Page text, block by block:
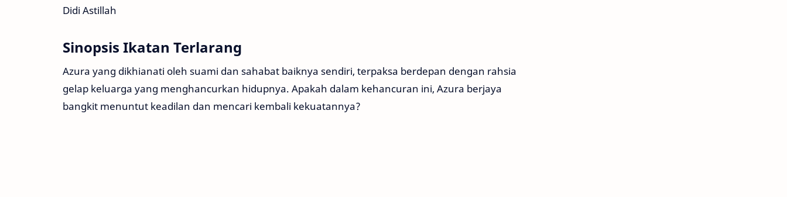
Didi Astillah
Sinopsis Ikatan Terlarang
Azura yang dikhianati oleh suami dan sahabat baiknya sendiri, terpaksa berdepan dengan rahsia
gelap keluarga yang menghancurkan hidupnya. Apakah dalam kehancuran ini, Azura berjaya
bangkit menuntut keadilan dan mencari kembali kekuatannya?